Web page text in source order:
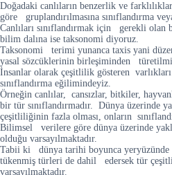
Doğadaki canlıların benzerlik ve
göre gruplandırılmasına sınıflandırma
Canlıları sınıflandırmak için gerekli
bilim dalına ise taksonomi diyoruz.
Taksonomi terimi yunanca taxis yani
yasal sözcüklerinin birleşiminden
İnsanlar olarak çeşitlilik gösteren
sınıflandırma eğilimindeyiz.
Örneğin canlılar, cansızlar, bitkiler,
bir tür sınıflandırmadır. Dünya üzerinde
çeşitliliğinin fazla olması, onların
Bilimsel verilere göre dünya üzerinde
olduğu varsayılmaktadır.
Tabii ki dünya tarihi boyunca yeryüzünde
tükenmiş türleri de dahil edersek tür
varsayılmaktadır.